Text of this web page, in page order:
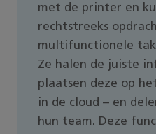
met de printer en
rechtstreeks
multifunctionele
Ze halen de juiste
plaatsen deze op
in de cloud – en
hun team. Deze